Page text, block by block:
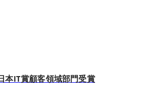
IT賞顧客領域部門受賞